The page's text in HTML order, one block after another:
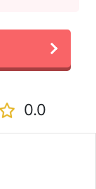
0.0